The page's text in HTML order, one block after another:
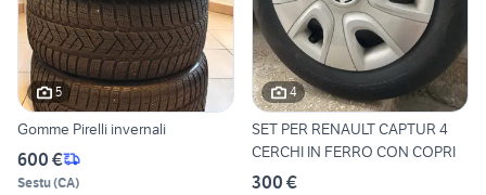
5
Gomme Pirelli invernali
600 €
Sestu(CA)
4
SET PER RENAULT CAPTUR 4
CERCHI IN FERRO CON COPRI
300 €